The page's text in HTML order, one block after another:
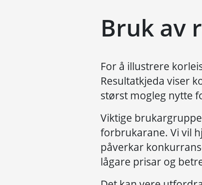
Bruk av
For å illustrere
Resultatkjeda viser
størst mogleg nytte
Viktige
forbrukarane. Vi vil
påverkar
lågare prisar og